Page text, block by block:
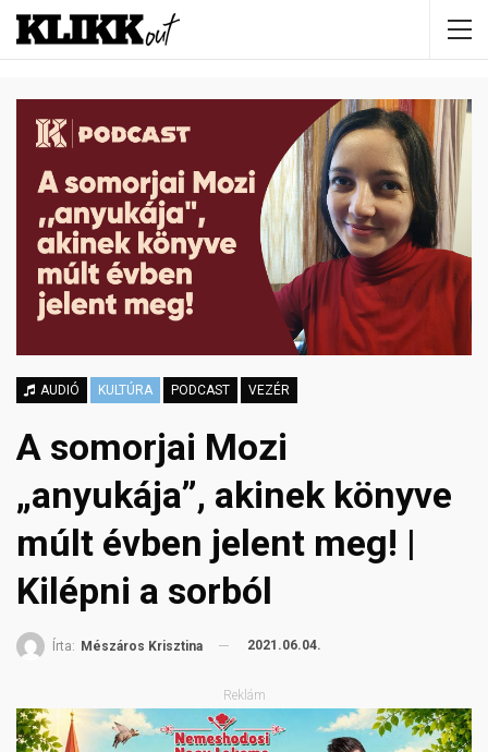
AUDIÓ KULTÚRA PODCAST VEZÉR
A somorjai Mozi
„anyukája”, akinek könyve
múlt évben jelent meg! |
Kilépni a sorból
Írta: Mészáros Krisztina 2021.06.04.
Reklám